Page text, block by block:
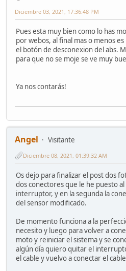
Diciembre 03, 2021, 17:36:48 PM
Pues esta muy bien como lo has
por webos, al final mas o menos
el botón de desconexion del abs.
para que no se moje se ve muy
Ya nos contarás!
Angel
Visitante
Diciembre 08, 2021, 01:39:32 AM
Os dejo para finalizar el post dos
dos conectores que le he puesto
interruptor, y en la segunda la
del sensor modificado.
De momento funciona a la
necesito y luego para volver a
moto y reiniciar el sistema y se
algún día quiero quitar el
el cable y vuelvo a conectar el